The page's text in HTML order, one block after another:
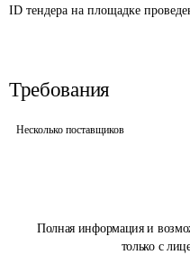
Полная информация и
только с
ID тендера на площадке
Требования
Несколько поставщиков